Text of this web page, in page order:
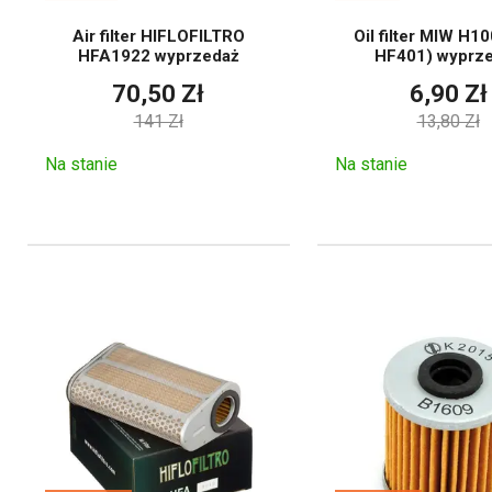
Jak wybrać
Filtry o podobnych
decydujące znaczenie
Wybierz markę,
Porównaj oznaczenia,
Sprawdź uszczelkę i
W przypadku filtra
Air filter HIFLOFILTRO
HFA1922 wyprzedaż
70,50 Zł
141 Zł
Na stanie
Oil filter MIW
HF401)
6,90 Zł
13,80 Zł
Na stanie